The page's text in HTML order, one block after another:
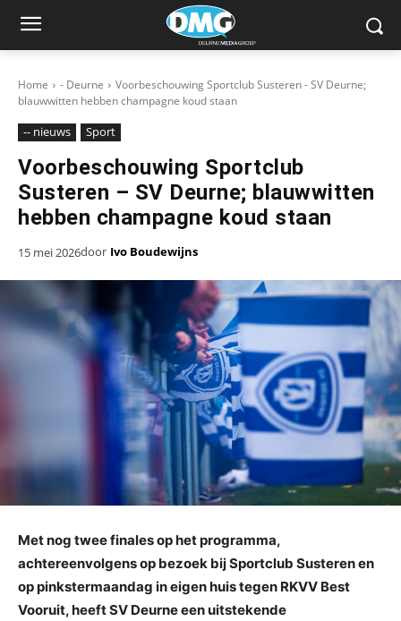
Home - Deurne
Voorbeschouwing Sportclub Susteren - SV Deurne;
blauwwitten hebben champagne koud staan
-- nieuws Sport
Voorbeschouwing Sportclub
Susteren – SV Deurne; blauwwitten
hebben champagne koud staan
15 mei 2026door Ivo Boudewijns
Met nog twee finales op het programma,
achtereenvolgens op bezoek bij Sportclub Susteren en
op pinkstermaandag in eigen huis tegen RKVV Best
Vooruit, heeft SV Deurne een uitstekende